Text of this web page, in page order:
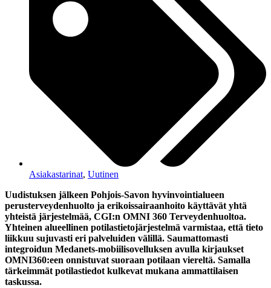
Asiakastarinat, Uutinen
Uudistuksen jälkeen Pohjois-Savon hyvinvointialueen
perusterveydenhuolto ja erikoissairaanhoito käyttävät yhtä
yhteistä järjestelmää, CGI:n OMNI 360 Terveydenhuoltoa.
Yhteinen alueellinen potilastietojärjestelmä varmistaa, että tieto
liikkuu sujuvasti eri palveluiden välillä. Saumattomasti
integroidun Medanets-mobiilisovelluksen avulla kirjaukset
OMNI360:een onnistuvat suoraan potilaan viereltä. Samalla
tärkeimmät potilastiedot kulkevat mukana ammattilaisen
taskussa.